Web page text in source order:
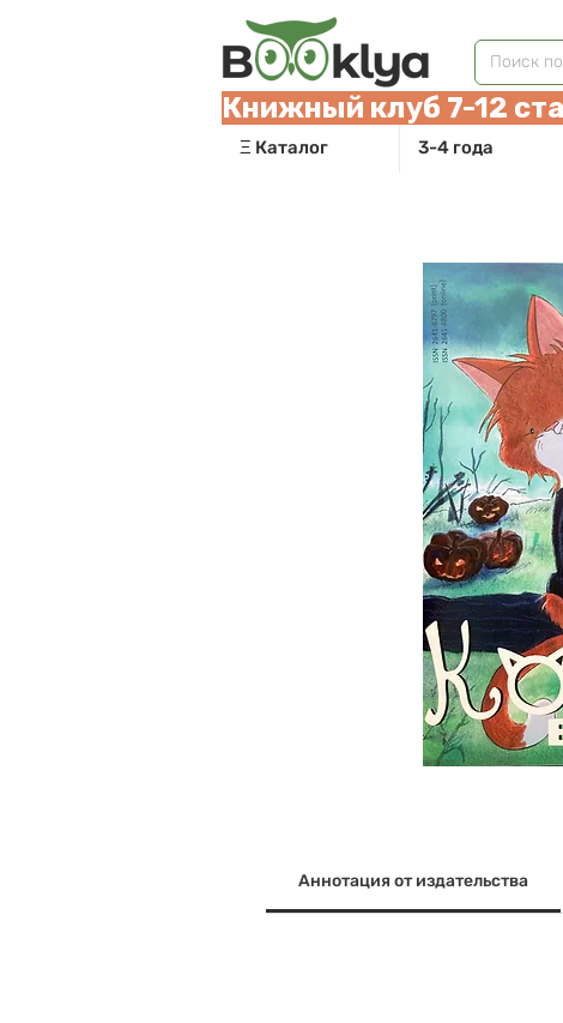
Ξ Каталог 3-4 года
Книжный клуб 7-12
Аннотация от издательства